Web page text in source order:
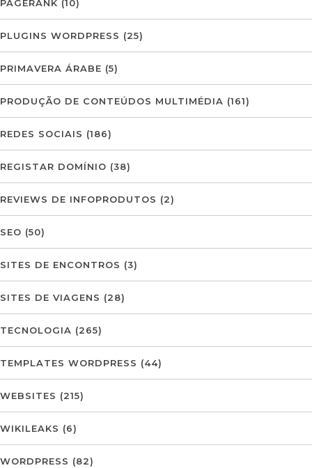
PAGERANK (10)
PLUGINS WORDPRESS (25)
PRIMAVERA ÁRABE (5)
PRODUÇÃO DE CONTEÚDOS MULTIMÉDIA (161)
REDES SOCIAIS (186)
REGISTAR DOMÍNIO (38)
REVIEWS DE INFOPRODUTOS (2)
SEO (50)
SITES DE ENCONTROS (3)
SITES DE VIAGENS (28)
TECNOLOGIA (265)
TEMPLATES WORDPRESS (44)
WEBSITES (215)
WIKILEAKS (6)
WORDPRESS (82)